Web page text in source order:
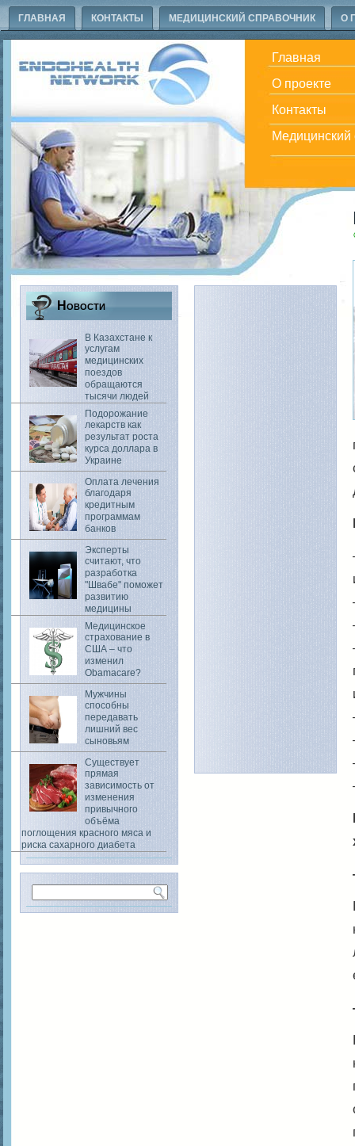
ГЛАВНАЯ КОНТАКТЫ МЕДИЦИНСКИЙ СПРАВОЧНИК О
Главная
О проекте
Контакты
Медицинский
Новости
В Казахстане к
услугам
медицинских
поездов
обращаются
тысячи людей
Подорожание
лекарств как
результат роста
курса доллара в
Украине
Оплата лечения
благодаря
кредитным
программам
банков
Эксперты
считают, что
разработка
"Швабе" поможет
развитию
медицины
Медицинское
страхование в
США – что
изменил
Obamacare?
Мужчины
способны
передавать
лишний вес
сыновьям
Существует
прямая
зависимость от
изменения
привычного
объёма
поглощения красного мяса и
риска сахарного диабета